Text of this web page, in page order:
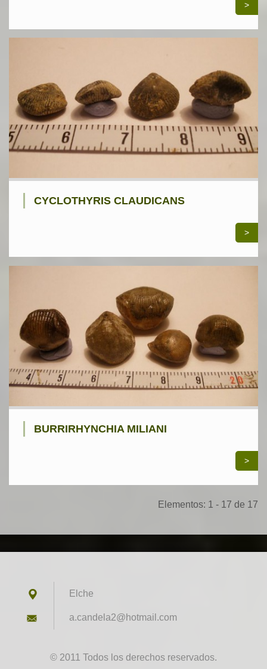
>
CYCLOTHYRIS CLAUDICANS
>
BURRIRHYNCHIA MILIANI
>
Elementos: 1 - 17 de 17
Elche
a.candel a2@hotmail.com
© 2011 Todos los derechos reservados.